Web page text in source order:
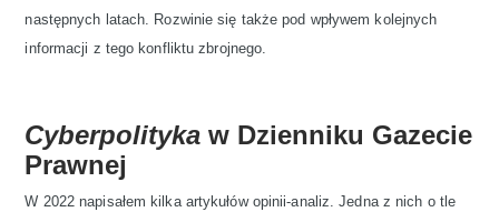
następnych latach. Rozwinie się także pod wpływem kolejnych
informacji z tego konfliktu zbrojnego.
Cyberpolityka w Dzienniku Gazecie
Prawnej
W 2022 napisałem kilka artykułów opinii-analiz. Jedna z nich o tle